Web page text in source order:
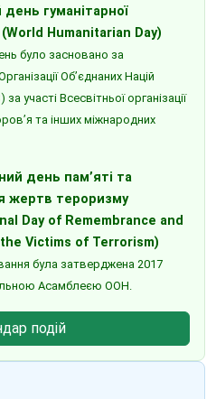
день гуманітарної
Humanitarian Day)
було засновано за
Об’єднаних Націй
участі Всесвітньої організації
та інших міжнародних
день пам’яті та
жертв тероризму
Day of Remembrance and
Victims of Terrorism)
була затверджена 2017
Асамблеєю ООН.
подій